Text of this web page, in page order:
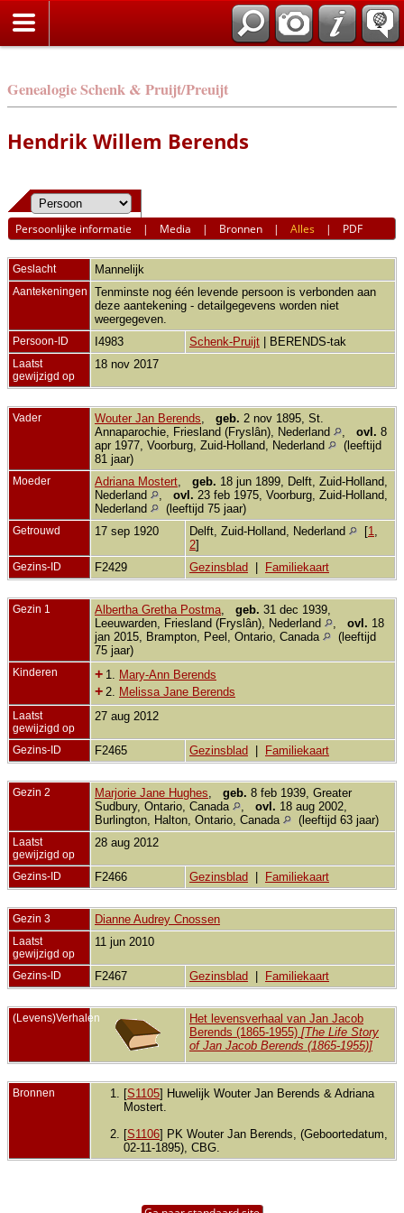
Genealogie Schenk & Pruijt/Preuijt
Hendrik Willem Berends
Persoonlijke informatie | Media | Bronnen |Alles | PDF
Geslacht Mannelijk
Aantekeningen
Tenminste nog één levende persoon is verbonden aan
deze aantekening - detailgegevens worden niet
weergegeven.
Persoon-ID I4983 Schenk-Pruijt | BERENDS-tak
Laatst
gewijzigd op
18 nov 2017
Vader Wouter Jan Berends, geb. 2 nov 1895, St.
Annaparochie, Friesland (Fryslân), Nederland
, ovl. 8
apr 1977, Voorburg, Zuid-Holland, Nederland
(leeftijd
81 jaar)
Moeder Adriana Mostert, geb. 18 jun 1899, Delft, Zuid-Holland,
Nederland
, ovl. 23 feb 1975, Voorburg, Zuid-Holland,
Nederland
(leeftijd 75 jaar)
Getrouwd 17 sep 1920 Delft, Zuid-Holland, Nederland [1,
2]
Gezins-ID F2429 Gezinsblad Familiekaart
Gezin 1 Albertha Gretha Postma, geb. 31 dec 1939,
Leeuwarden, Friesland (Fryslân), Nederland
, ovl. 18
jan 2015, Brampton, Peel, Ontario, Canada
(leeftijd
75 jaar)
Kinderen + 1. Mary-Ann Berends
+ 2. Melissa Jane Berends
Laatst
gewijzigd op
27 aug 2012
Gezins-ID F2465 Gezinsblad Familiekaart
Gezin 2 Marjorie Jane Hughes, geb. 8 feb 1939, Greater
Sudbury, Ontario, Canada
, ovl. 18 aug 2002,
Burlington, Halton, Ontario, Canada
(leeftijd 63 jaar)
Laatst
gewijzigd op
28 aug 2012
Gezins-ID F2466 Gezinsblad Familiekaart
Gezin 3 Dianne Audrey Cnossen
Laatst
gewijzigd op
11 jun 2010
Gezins-ID F2467 Gezinsblad Familiekaart
(Levens)Verhalen
Het levensverhaal van Jan Jacob
Berends (1865-1955) [The Life Story
of Jan Jacob Berends (1865-1955)]
Bronnen [S1105] Huwelijk Wouter Jan Berends & Adriana
Mostert.
[S1106] PK Wouter Jan Berends, (Geboortedatum,
02-11-1895), CBG.